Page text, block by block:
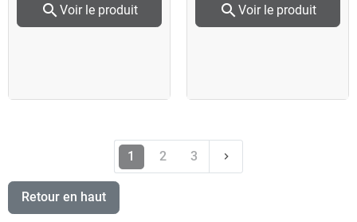
search Voir le produit search Voir le produit
1 2 3 keyboard_arrow_right
Retour en haut